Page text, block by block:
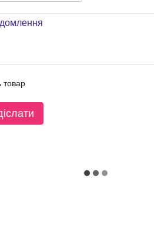
товар